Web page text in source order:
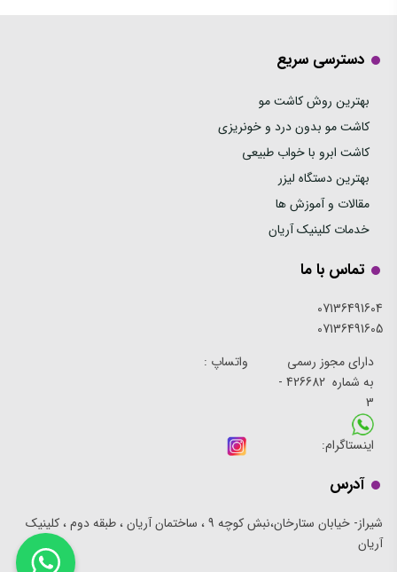
دسترسی سریع
بهترین روش کاشت مو
کاشت مو بدون درد و خونریزی
کاشت ابرو با خواب طبیعی
بهترین دستگاه لیزر
مقالات و آموزش ها
خدمات کلینیک آریان
تماس با ما
07136491604
07136491605
دارای مجوز رسمی
به شماره 426682 -
3
واتساپ :
اینستاگرام:
آدرس
شیراز- خیابان ستارخان،نبش کوچه 9 ، ساختمان آریان ، طبقه دوم ، کلینیک
آریان